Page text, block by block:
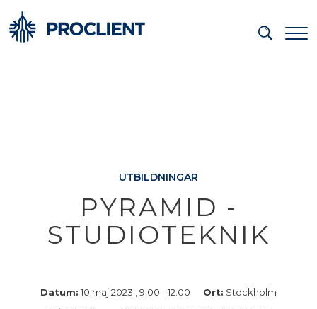
UTBILDNINGAR
PYRAMID -
STUDIOTEKNIK
Datum: 10 maj 2023 , 9:00 - 12:00 Ort: Stockholm